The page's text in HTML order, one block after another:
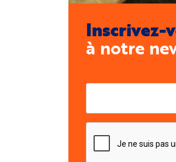
Inscrivez-
à notre